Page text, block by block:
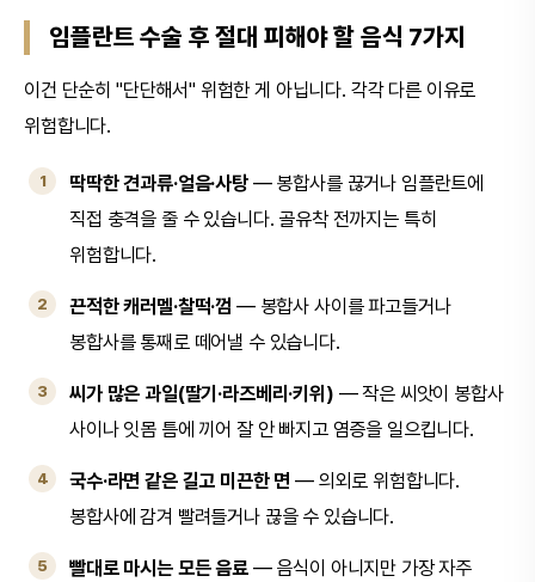
임플란트 수술 후 절대 피해야 할 음식 7가지
이건 단순히 "단단해서" 위험한 게 아닙니다. 각각 다른 이유로
위험합니다.
딱딱한 견과류·얼음·사탕— 봉합사를 끊거나 임플란트에
직접 충격을 줄 수 있습니다. 골유착 전까지는 특히
위험합니다.
끈적한 캐러멜·찰떡·껌 — 봉합사 사이를 파고들거나
봉합사를 통째로 떼어낼 수 있습니다.
씨가 많은 과일(딸기·라즈베리·키위) — 작은 씨앗이 봉합사
사이나 잇몸 틈에 끼어 잘 안 빠지고 염증을 일으킵니다.
국수·라면 같은 길고 미끈한 면 — 의외로 위험합니다.
봉합사에 감겨 빨려들거나 끊을 수 있습니다.
빨대로 마시는 모든 음료— 음식이 아니지만 가장 자주